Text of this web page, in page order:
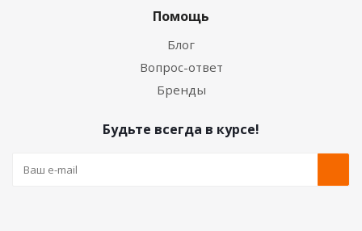
Помощь
Блог
Вопрос-ответ
Бренды
Будьте всегда в курсе!